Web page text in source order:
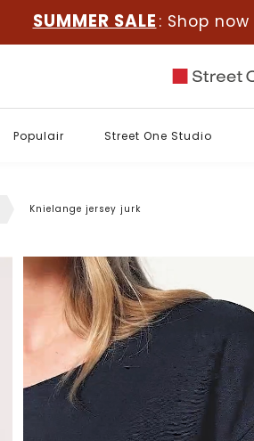
SUMMER SALE : Shop
Populair Street One Studio
Knielange jersey jurk